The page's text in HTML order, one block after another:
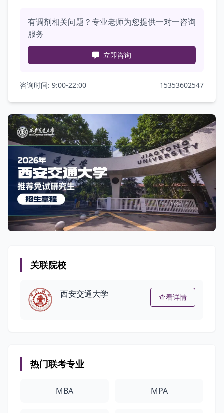
有调剂相关问题？专业老师为您提供一对一咨询
服务
立即咨询
咨询时间: 9:00-22:00 15353602547
关联院校
西安交通大学 查看详情
热门联考专业
MBA MPA